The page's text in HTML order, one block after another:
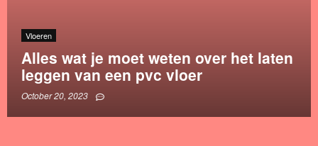
Vloeren
Alles wat je moet weten over het laten
leggen van een pvc vloer
October 20, 2023